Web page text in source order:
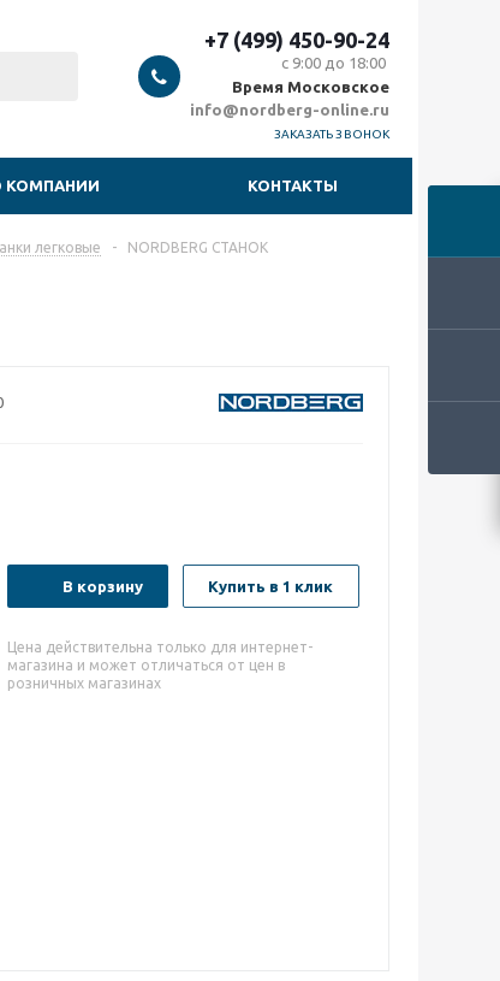
+7 (499) 450-90-24
с 9:00 до 18:00
Время Московское
info@nordberg-online.ru
ЗАКАЗАТЬ ЗВОНОК
КОМПАНИИ КОНТАКТЫ
легковые -
NORDBERG СТАНОК
В корзину Купить в 1 клик
Цена действительна только для интернет-
магазина и может отличаться от цен в
розничных магазинах